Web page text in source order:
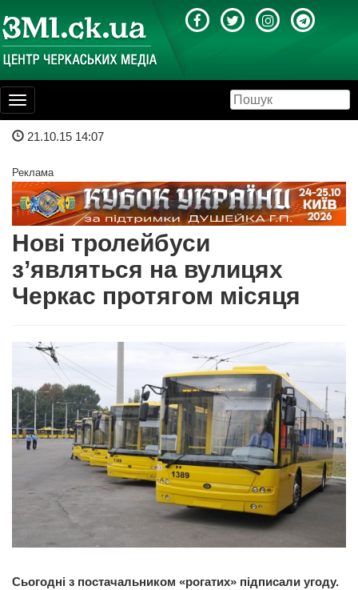
Toggle
navigation
21.10.15 14:07
Реклама
Нові тролейбуси
з’являться на вулицях
Черкас протягом місяця
Сьогодні з постачальником «рогатих» підписали угоду.